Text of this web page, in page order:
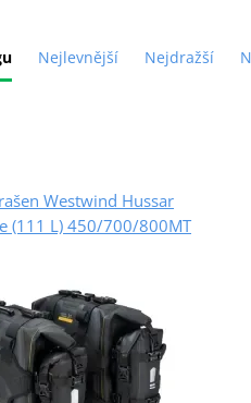
Nejlevnější Nejdražší
Westwind Hussar
(111 L) 450/700/800MT